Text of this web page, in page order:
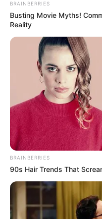
BRAINBERRIES
Busting Movie Myths!
Reality
BRAINBERRIES
90s Hair Trends That